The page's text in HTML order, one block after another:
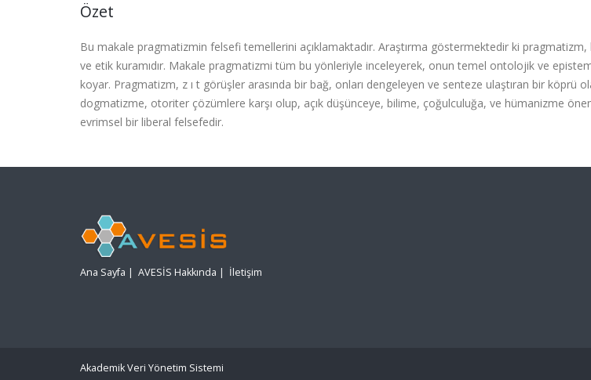
Özet
Bu makale pragmatizmin felsefi temellerini açıklamaktadır. Araştırma göstermektedir ki
ve etik kuramıdır. Makale pragmatizmi tüm bu yönleriyle inceleyerek, onun temel ontolojik ve
koyar. Pragmatizm, z ı t görüşler arasında bir bağ, onları dengeleyen ve senteze ulaştıran bir köprü
dogmatizme, otoriter çözümlere karşı olup, açık düşünceye, bilime, çoğulculuğa, ve hümanizme
evrimsel bir liberal felsefedir.
Ana Sayfa | AVESİS Hakkında | İletişim
Akademik Veri Yönetim Sistemi